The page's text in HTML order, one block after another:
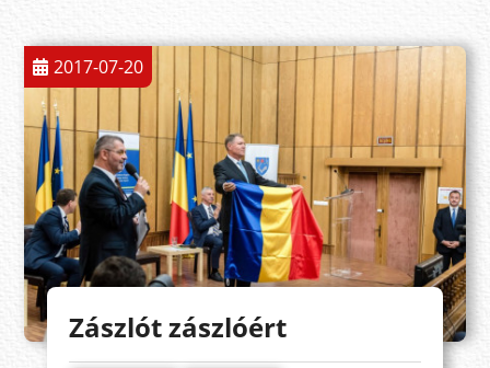
2017-07-20
Zászlót zászlóért